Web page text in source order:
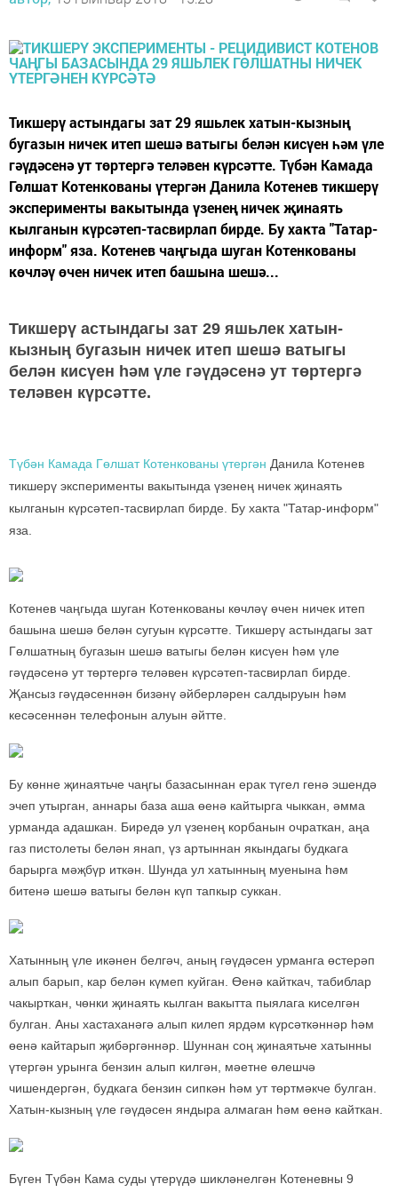
Тикшерү астындагы зат 29 яшьлек хатын-кызның
бугазын ничек итеп шешә ватыгы белән кисүен һәм үле
гәүдәсенә ут төртергә теләвен күрсәтте. Түбән Камада
Гөлшат Котенкованы үтергән Данила Котенев тикшерү
эксперименты вакытында үзенең ничек җинаять
кылганын күрсәтеп-тасвирлап бирде. Бу хакта "Татар-
информ" яза. Котенев чаңгыда шуган Котенкованы
көчләү өчен ничек итеп башына шешә...
Тикшерү астындагы зат 29 яшьлек хатын-
кызның бугазын ничек итеп шешә ватыгы
белән кисүен һәм үле гәүдәсенә ут төртергә
теләвен күрсәтте.
Түбән Камада Гөлшат Котенкованы үтергән Данила Котенев
тикшерү эксперименты вакытында үзенең ничек җинаять
кылганын күрсәтеп-тасвирлап бирде. Бу хакта "Татар-информ"
яза.
Котенев чаңгыда шуган Котенкованы көчләү өчен ничек итеп
башына шешә белән сугуын күрсәтте. Тикшерү астындагы зат
Гөлшатның бугазын шешә ватыгы белән кисүен һәм үле
гәүдәсенә ут төртергә теләвен күрсәтеп-тасвирлап бирде.
Җансыз гәүдәсеннән бизәнү әйберләрен салдыруын һәм
кесәсеннән телефонын алуын әйтте.
Бу көнне җинаятьче чаңгы базасыннан ерак түгел генә эшендә
эчеп утырган, аннары база аша өенә кайтырга чыккан, әмма
урманда адашкан. Биредә ул үзенең корбанын очраткан, аңа
газ пистолеты белән янап, үз артыннан якындагы будкага
барырга мәҗбүр иткән. Шунда ул хатынның муенына һәм
битенә шешә ватыгы белән күп тапкыр суккан.
Хатынның үле икәнен белгәч, аның гәүдәсен урманга өстерәп
алып барып, кар белән күмеп куйган. Өенә кайткач, табиблар
чакырткан, чөнки җинаять кылган вакытта пыялага киселгән
булган. Аны хастаханәгә алып килеп ярдәм күрсәткәннәр һәм
өенә кайтарып җибәргәннәр. Шуннан соң җинаятьче хатынны
үтергән урынга бензин алып килгән, мәетне өлешчә
чишендергән, будкага бензин сипкән һәм ут төртмәкче булган.
Хатын-кызның үле гәүдәсен яндыра алмаган һәм өенә кайткан.
Бүген Түбән Кама суды үтерүдә шикләнелгән Котеневны 9